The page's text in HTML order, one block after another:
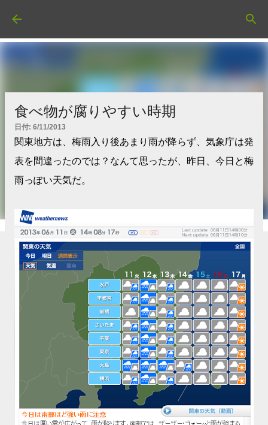
食べ物が腐りやすい時期
日付: 6/11/2013
関東地方は、梅雨入り後あまり雨が降らず、気象庁は発
表を間違ったのでは？なんて思ったが、昨日、今日と梅
雨っぽい天気だ。